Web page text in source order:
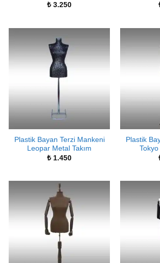
₺ 3.250
Plastik Bayan Terzi Mankeni
Leopar Metal Takım
₺ 1.450
Plastik
Tokyo